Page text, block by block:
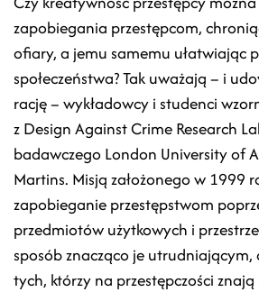
zapobiegania przestępcom,
ofiary, a jemu samemu ułatwiając
społeczeństwa? Tak uważają – i
rację – wykładowcy i studenci
z Design Against Crime Research
badawczego London University of
Martins. Misją założonego w 1999
zapobieganie przestępstwom
przedmiotów użytkowych i
sposób znacząco je
tych, którzy na przestępczości